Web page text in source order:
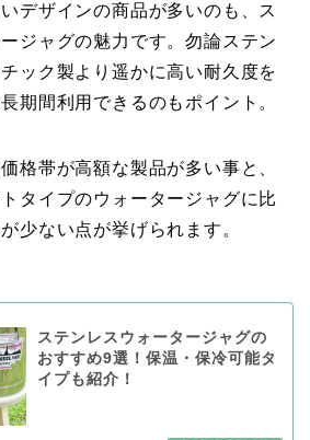
デザインの商品が多いのも、ス
ジャグの魅力です。勿論ステン
ック製より遥かに高い耐久度を
期間利用できるのもポイント。
格帯が高額な製品が多い事と、
タイプのウォータージャグに比
少ない点が挙げられます。
ステンレスウォータージャグの
おすすめ9選！保温・保冷可能タ
イプも紹介！